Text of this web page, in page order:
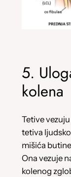
5.
kolena
Tetive
tetiva
mišića
Ona vezuje
kolenog